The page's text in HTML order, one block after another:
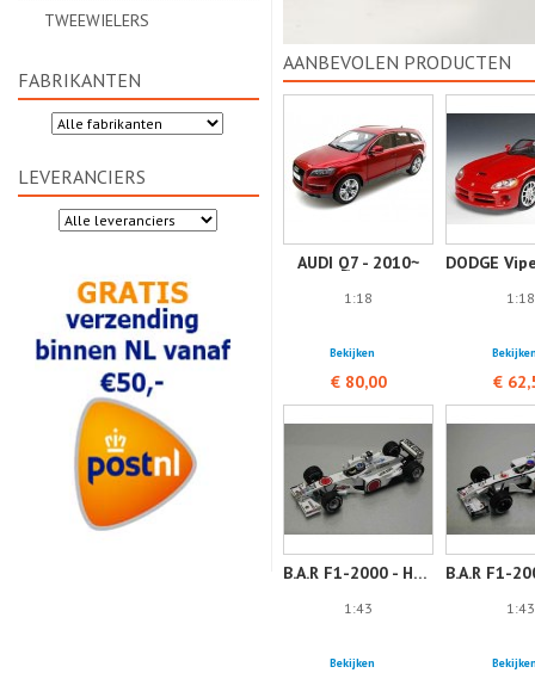
TWEEWIELERS
FABRIKANTEN
LEVERANCIERS
AANBEVOLEN PRODUCTEN
AUDI Q7 - 2010~
1:18
Bekijken
€ 80,00
DODGE
1:18
€
B.A.R F1-2000 - HONDA 02
1:43
Bekijken
1:43